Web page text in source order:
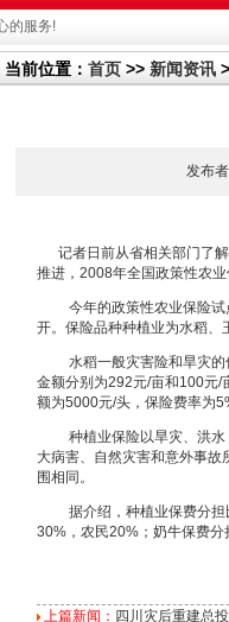
的服务!
前位置： 首页 >> 新闻资讯
发布
记者日前从省相关部门了解
推进，2008年全国政策性农
今年的政策性农业保险试点
开。保险品种种植业为水稻、
水稻一般灾害险和旱灾的保
金额分别为292元/亩和100元/
额为5000元/头，保险费率为
种植业保险以旱灾、洪水（
大病害、自然灾害和意外事
围相同。
据介绍，种植业保费分担
30%，农民20%；奶牛保费
上篇新闻： 四川灾后重建总